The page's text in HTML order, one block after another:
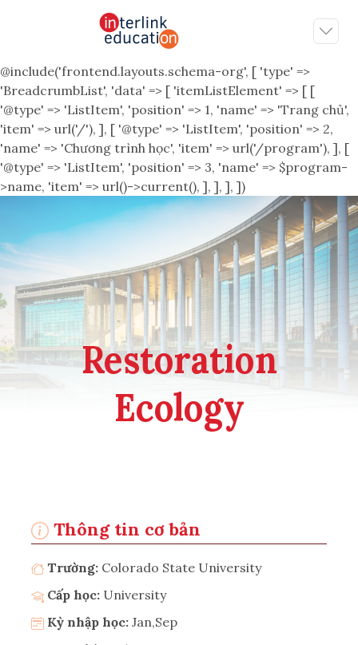
@include('frontend.layouts.schema-org', [ 'type' =>
'BreadcrumbList', 'data' => [ 'itemListElement' => [ [
'@type' => 'ListItem', 'position' => 1, 'name' => 'Trang chủ',
'item' => url('/'), ], [ '@type' => 'ListItem', 'position' => 2,
'name' => 'Chương trình học', 'item' => url('/program'), ], [
'@type' => 'ListItem', 'position' => 3, 'name' => $program-
>name, 'item' => url()->current(), ], ], ], ])
Restoration
Ecology
Thông tin cơ bản
Trường: Colorado State University
Cấp học: University
Kỳ nhập học: Jan,Sep